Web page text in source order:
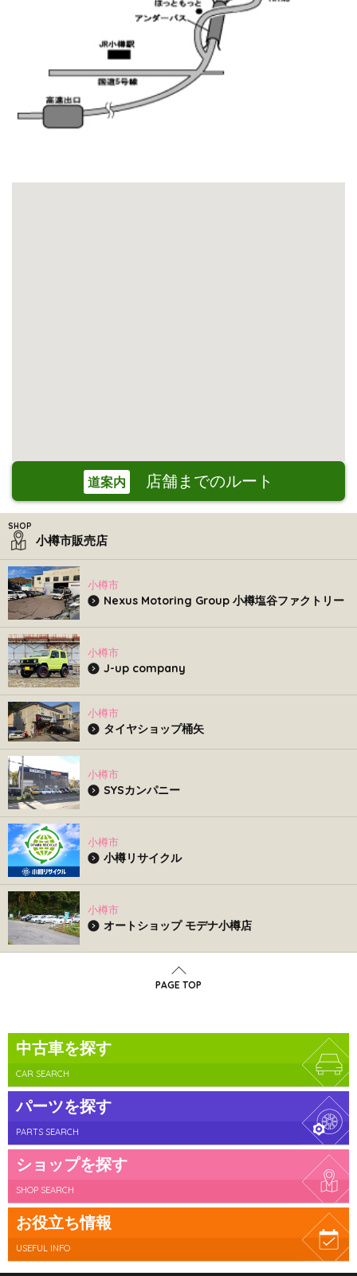
道案内 店舗までのルート
小樽市販売店
小樽市
Nexus Motoring Group 小樽塩谷ファクトリー
小樽市
J-up company
小樽市
タイヤショップ桶矢
小樽市
SYSカンパニー
小樽市
小樽リサイクル
小樽市
オートショップ モデナ小樽店
PAGE TOP
中古車を探す
CAR SEARCH
パーツを探す
PARTS SEARCH
ショップを探す
SHOP SEARCH
お役立ち情報
USEFUL INFO